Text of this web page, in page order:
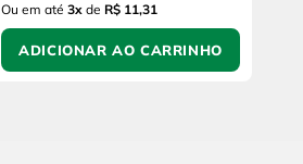
Ou em até 3x de R$ 11,31
ADICIONAR AO CARRINHO